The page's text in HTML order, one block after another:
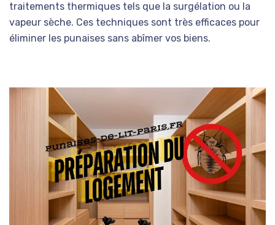
traitements thermiques tels que la surgélation ou la
vapeur sèche. Ces techniques sont très efficaces pour
éliminer les punaises sans abîmer vos biens.